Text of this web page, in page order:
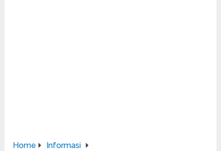
Home
Informasi